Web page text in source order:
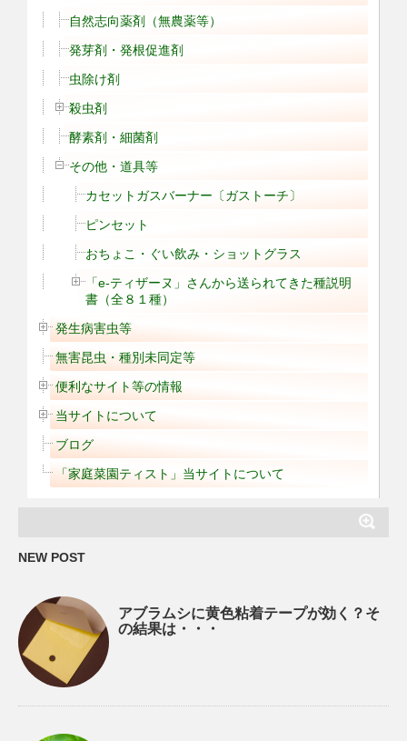
自然志向薬剤（無農薬等）
発芽剤・発根促進剤
虫除け剤
殺虫剤
酵素剤・細菌剤
その他・道具等
カセットガスバーナー〔ガストーチ〕
ピンセット
おちょこ・ぐい飲み・ショットグラス
「e-ティザーヌ」さんから送られてきた種説明
書（全８１種）
発生病害虫等
無害昆虫・種別未同定等
便利なサイト等の情報
当サイトについて
ブログ
「家庭菜園ティスト」当サイトについて
NEW POST
アブラムシに黄色粘着テープが効く？そ
の結果は・・・